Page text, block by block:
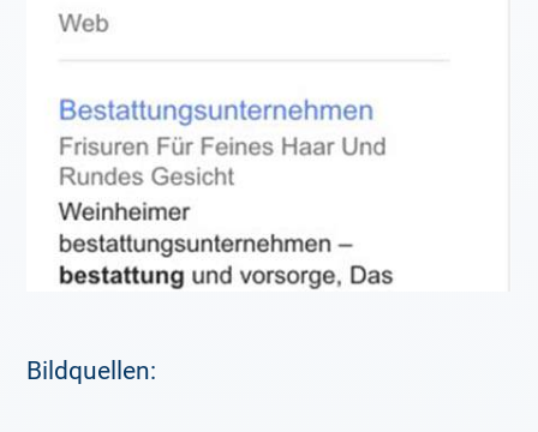
Bildquellen: